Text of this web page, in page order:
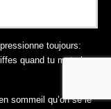
toujours:
quand tu mets le
sommeil qu’on se le